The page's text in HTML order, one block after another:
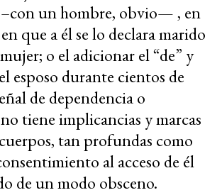
un hombre, obvio— , en
que a él se lo declara marido
o el adicionar el “de” y
esposo durante cientos de
de dependencia o
tiene implicancias y marcas
tan profundas como
al acceso de él
de un modo obsceno.